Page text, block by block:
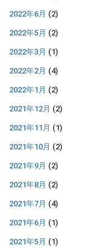
2022年6月 (2)
2022年5月 (2)
2022年3月 (1)
2022年2月 (4)
2022年1月 (2)
2021年12月 (2)
2021年11月 (1)
2021年10月 (2)
2021年9月 (2)
2021年8月 (2)
2021年7月 (4)
2021年6月 (1)
2021年5月 (1)